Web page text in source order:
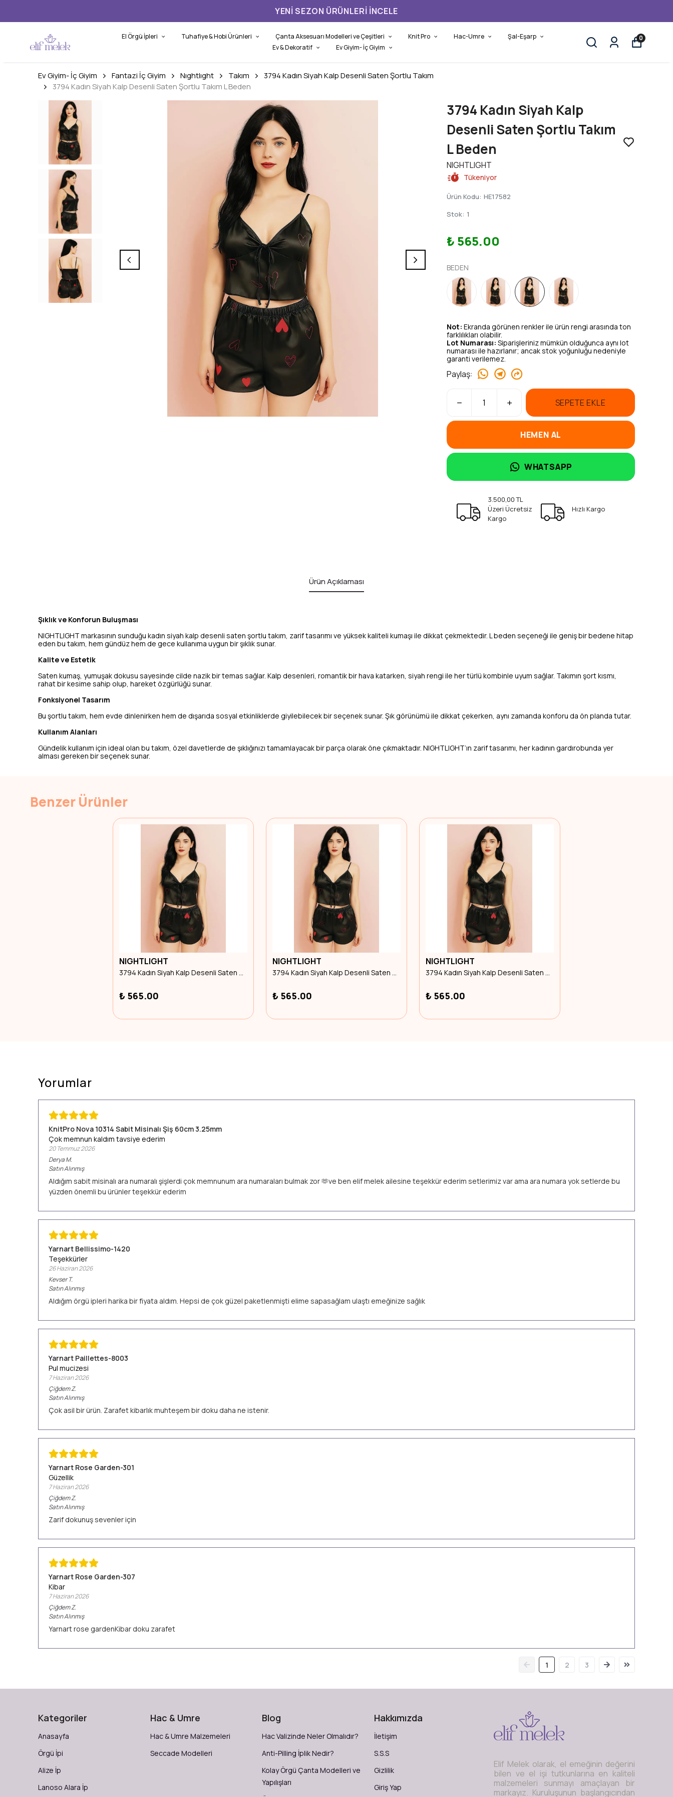
3.500,00 TL ÜZERI ÜCRETSIZ KARGO
El Örgü İpleri Tuhafiye & Hobi Ürünleri Çanta Aksesuarı Modelleri ve Çeşitleri Knit Pro Hac-Umre
Şal-Eşarp
Ev & Dekoratif
Ev Giyim- İç Giyim
0
Ev Giyim- İç Giyim Fantazi İç Giyim Nıghtlıght Takım
3794 Kadın Siyah Kalp Desenli Saten Şortlu Takım
3794 Kadın Siyah Kalp Desenli Saten Şortlu Takım L Beden
3794 Kadın Siyah Kalp
Desenli Saten Şortlu Takım
L Beden
NIGHTLIGHT
Tükeniyor
Ürün Kodu: HE17582
Stok: 1
₺ 565.00
BEDEN
Not: Ekranda görünen renkler ile ürün rengi arasında ton
farklılıkları olabilir.
Lot Numarası: Siparişleriniz mümkün olduğunca aynı lot
numarası ile hazırlanır; ancak stok yoğunluğu nedeniyle
garanti verilemez.
Paylaş:
SEPETE EKLE
HEMEN AL
WHATSAPP
3.500,00 TL
Üzeri Ücretsiz
Kargo
Hızlı Kargo
Ürün Açıklaması
Şıklık ve Konforun Buluşması
NIGHTLIGHT markasının sunduğu kadın siyah kalp desenli saten şortlu takım, zarif tasarımı ve yüksek kaliteli kumaşı ile dikkat çekmektedir. L beden seçeneği ile geniş bir bedene hitap
eden bu takım, hem gündüz hem de gece kullanıma uygun bir şıklık sunar.
Kalite ve Estetik
Saten kumaş, yumuşak dokusu sayesinde cilde nazik bir temas sağlar. Kalp desenleri, romantik bir hava katarken, siyah rengi ile her türlü kombinle uyum sağlar. Takımın şort kısmı,
rahat bir kesime sahip olup, hareket özgürlüğü sunar.
Fonksiyonel Tasarım
Bu şortlu takım, hem evde dinlenirken hem de dışarıda sosyal etkinliklerde giyilebilecek bir seçenek sunar. Şık görünümü ile dikkat çekerken, aynı zamanda konforu da ön planda tutar.
Kullanım Alanları
Gündelik kullanım için ideal olan bu takım, özel davetlerde de şıklığınızı tamamlayacak bir parça olarak öne çıkmaktadır. NIGHTLIGHT’ın zarif tasarımı, her kadının gardırobunda yer
alması gereken bir seçenek sunar.
Benzer Ürünler
NIGHTLIGHT
3794 Kadın Siyah Kalp Desenli Saten Şortlu Takım M Beden
₺ 565.00
NIGHTLIGHT
3794 Kadın Siyah Kalp Desenli Saten Şortlu Takım S Beden
₺ 565.00
NIGHTLIGHT
3794 Kadın Siyah Kalp Desenli Saten Şortlu Takım Xl Beden
₺ 565.00
Yorumlar
KnitPro Nova 10314 Sabit Misinalı Şiş 60cm 3.25mm
Çok memnun kaldım tavsiye ederim
20 Temmuz 2026
DeryaM.
Satın Alınmış
Aldığım sabit misinalı ara numaralı şişlerdi çok memnunum ara numaraları bulmak zor 🫶ve ben elif melek ailesine teşekkür ederim setlerimiz var ama ara numara yok setlerde bu
yüzden önemli bu ürünler teşekkür ederim
Yarnart Bellissimo-1420
Teşekkürler
26 Haziran 2026
Kevser T.
Satın Alınmış
Aldığım örgü ipleri harika bir fiyata aldım. Hepsi de çok güzel paketlenmişti elime sapasağlam ulaştı emeğinize sağlık
Yarnart Paillettes-8003
Pul mucizesi
7 Haziran 2026
ÇiğdemZ.
Satın Alınmış
Çok asil bir ürün. Zarafet kibarlık muhteşem bir doku daha ne istenir.
Yarnart Rose Garden-301
Güzellik
7 Haziran 2026
ÇiğdemZ.
Satın Alınmış
Zarif dokunuş sevenler için
Yarnart Rose Garden-307
Kibar
7 Haziran 2026
ÇiğdemZ.
Satın Alınmış
Yarnart rose gardenKibar doku zarafet
1 2 3
Kategoriler
Anasayfa
Örgü İpi
Alize İp
Lanoso Alara İp
Hac & Umre
Hac & Umre Malzemeleri
Seccade Modelleri
Blog
Hac Valizinde Neler Olmalıdır?
Anti-Pilling İplik Nedir?
Kolay Örgü Çanta Modelleri ve
Yapılışları
Hakkımızda
İletişim
S.S.S
Gizlilik
Giriş Yap
Elif Melek olarak, el emeğinin değerini
bilen ve el işi tutkunlarına en kaliteli
malzemeleri sunmayı amaçlayan bir
markayız. Kuruluşunun başlangıcından